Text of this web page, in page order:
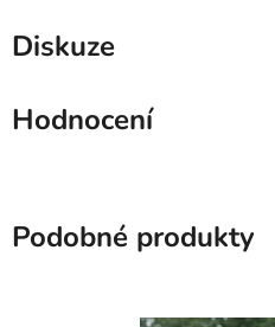
Diskuze
Hodnocení
Podobné produkty